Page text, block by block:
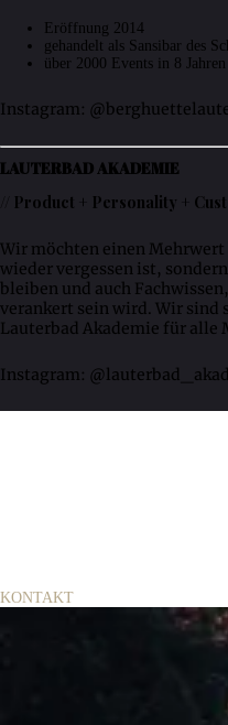
Eröffnung 2014
gehandelt als Sansibar des
über 2000 Events in 8 Jahren
Instagram:
LAUTERBAD AKADEMIE
// Product + Personality +
Wir möchten einen
wieder vergessen ist,
bleiben und auch
verankert sein wird. Wir sind
Lauterbad Akademie für
Instagram:
KONTAKT